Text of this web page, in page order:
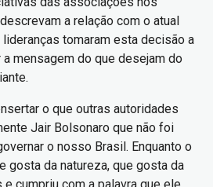
a relação com o atual
tomaram esta decisão a
mensagem do que desejam do
o que outras autoridades
Jair Bolsonaro que não foi
o nosso Brasil. Enquanto o
gosta da natureza, que gosta da
cumpriu com a palavra que ele